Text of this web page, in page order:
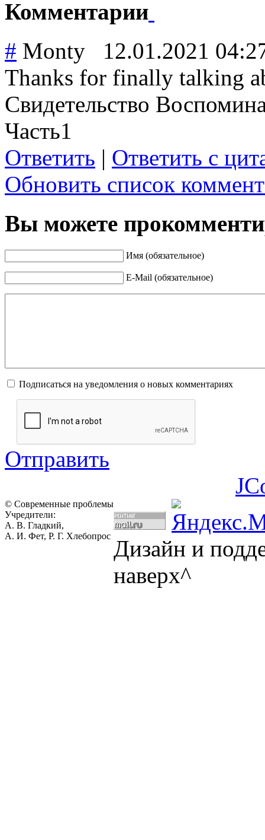
Комментарии
# Monty
12.01.2021
Thanks for finally talking
Свидетельство
Часть1
Ответить | Ответить с
Обновить список
Вы можете
Имя (обязательное)
E-Mail (обязательное)
Подписаться на уведомления о новых комментариях
Отправить
© Современные проблемы
Учредители:
А. В. Гладкий,
А. И. Фет, Р. Г. Хлебопрос Дизайн и
наверх^